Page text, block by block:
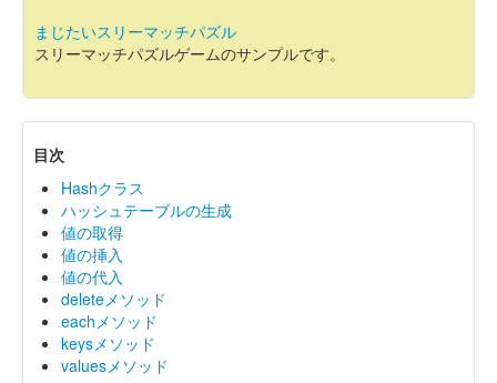
まじたいスリーマッチパズル
スリーマッチパズルゲームのサンプルです。
目次
Hashクラス
ハッシュテーブルの生成
値の取得
値の挿入
値の代入
deleteメソッド
eachメソッド
keysメソッド
valuesメソッド